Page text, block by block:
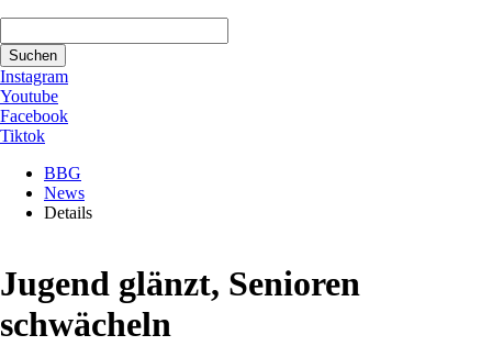
Suchen
Instagram
Youtube
Facebook
Tiktok
BBG
News
Details
Jugend glänzt, Senioren
schwächeln